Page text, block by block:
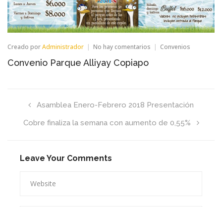
Creado porAdministrador No hay comentarios en Convenios
Convenio Parque Alliyay Copiapo
Asamblea Enero-Febrero 2018 Presentación
Cobre finaliza la semana con aumento de 0,55%
Leave Your Comments